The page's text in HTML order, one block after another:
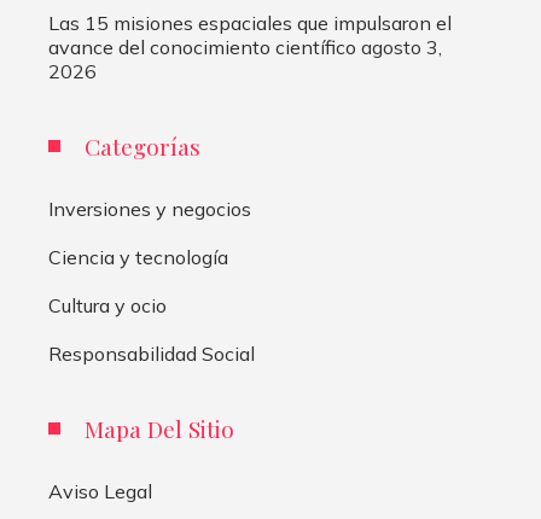
Las 15 misiones espaciales que impulsaron el
avance del conocimiento científico agosto 3,
2026
Categorías
Inversiones y negocios
Ciencia y tecnología
Cultura y ocio
Responsabilidad Social
Mapa Del Sitio
Aviso Legal